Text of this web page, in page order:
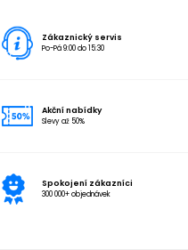
Zákaznický servis
Po-Pá 9:00 do 15:30
Akční nabídky
Slevy až 50%
Spokojení zákazníci
300 000+ objednávek